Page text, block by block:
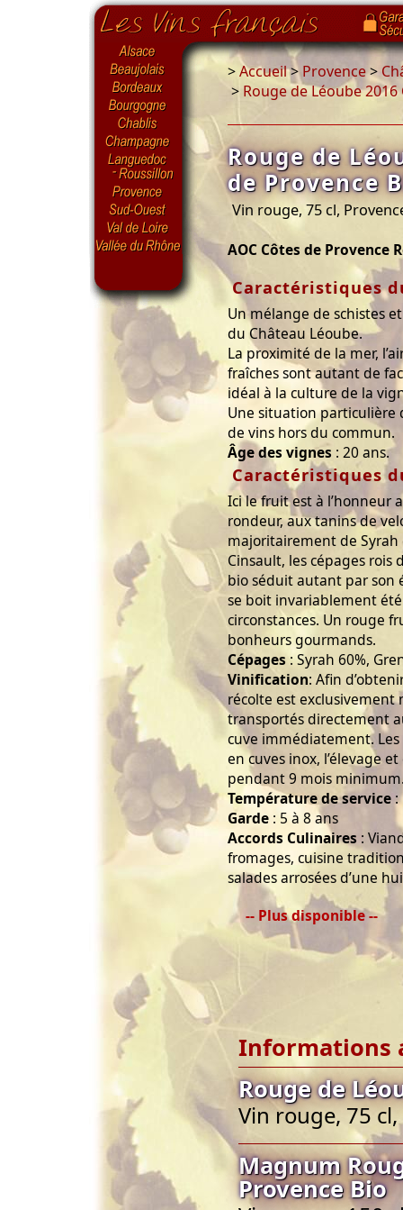
>Accueil>Provence>
> Rouge de Léoube
Rouge de
de Provence
Vin rouge, 75 cl,
AOC Côtes de Provence
Caractéristiques
Un mélange de schistes
du Château Léoube.
La proximité de la mer,
fraîches sont autant de
idéal à la culture de la
Une situation particulière
de vins hors du commun.
Âge des vignes : 20 ans.
Caractéristiques
Ici le fruit est à l’honneur
rondeur, aux tanins de
majoritairement de
Cinsault, les cépages rois
bio séduit autant par son
se boit invariablement
circonstances. Un rouge
bonheurs gourmands.
Cépages : Syrah 60%,
Vinification: Afin
récolte est exclusivement
transportés directement
cuve immédiatement.
en cuves inox, l’élevage
pendant 9 mois
Température de service :
Garde : 5 à 8 ans
Accords Culinaires :
fromages, cuisine
salades arrosées d’une
-- Plus disponible --
Informations
Rouge de
Vin rouge, 75 cl,
Magnum
Provence Bio